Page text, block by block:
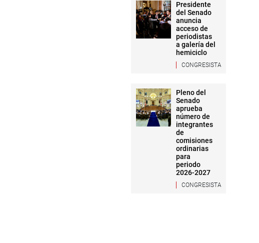
Presidente
del Senado
anuncia
acceso de
periodistas
a galería del
hemiciclo
CONGRESISTA
Pleno del
Senado
aprueba
número de
integrantes
de
comisiones
ordinarias
para
periodo
2026-2027
CONGRESISTA